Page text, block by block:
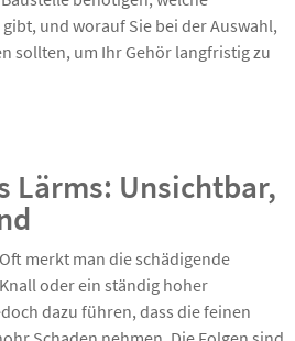
und worauf Sie bei der Auswahl,
sollten, um Ihr Gehör langfristig zu
Lärms: Unsichtbar,
merkt man die schädigende
oder ein ständig hoher
dazu führen, dass die feinen